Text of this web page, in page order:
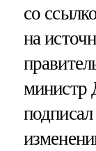
со
на
министр